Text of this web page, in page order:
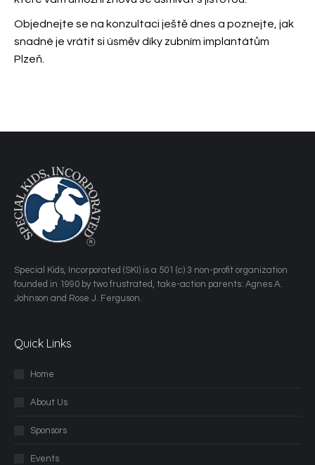
Objednejte se na konzultaci ještě dnes a poznejte, jak
snadné je vrátit si úsměv díky zubním implantátům
Plzeň.
​Special Kids, Incorporated (SKI) is a 501 (c) 3 non-profit organization
founded in 1990 by two frustrated, take-action parents: Agnes A.
Johnson and Rose J. Ferguson.
Quick Links
Home
About Us
Sponsors
Events